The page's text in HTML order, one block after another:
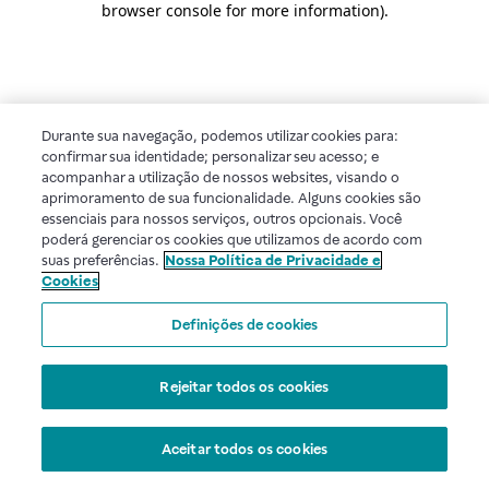
browser console for more information).
Durante sua navegação, podemos utilizar cookies para:
confirmar sua identidade; personalizar seu acesso; e
acompanhar a utilização de nossos websites, visando o
aprimoramento de sua funcionalidade. Alguns cookies são
essenciais para nossos serviços, outros opcionais. Você
poderá gerenciar os cookies que utilizamos de acordo com
suas preferências. Nossa Política de Privacidade e
Cookies
Definições de cookies
Rejeitar todos os cookies
Aceitar todos os cookies